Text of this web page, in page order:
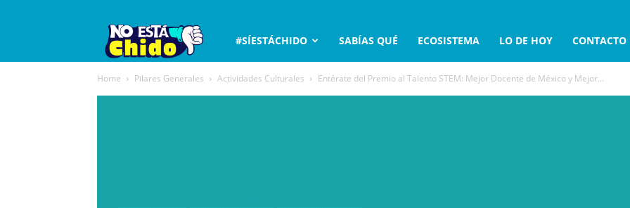
No
está
#SÍESTÁCHIDO SABÍAS QUÉ ECOSISTEMA LO DE HOY CONTACTO
Home Pilares Generales Actividades Culturales Entérate del Premio al Talento STEM: Mejor Docente de México y Mejor...